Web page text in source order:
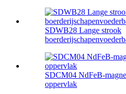
SDWB28 Lange strook
SDCM04 NdFeB-
oppervlak